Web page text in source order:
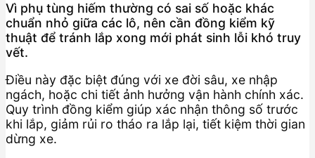
Vì phụ tùng hiếm thường có sai số hoặc khác
chuẩn nhỏ giữa các lô, nên cần đồng kiểm kỹ
thuật để tránh lắp xong mới phát sinh lỗi khó truy
vết.
Điều này đặc biệt đúng với xe đời sâu, xe nhập
ngách, hoặc chi tiết ảnh hưởng vận hành chính xác.
Quy trình đồng kiểm giúp xác nhận thông số trước
khi lắp, giảm rủi ro tháo ra lắp lại, tiết kiệm thời gian
dừng xe.